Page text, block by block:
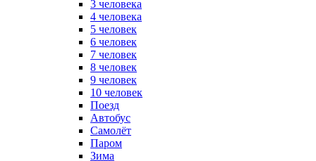
3 человека
4 человека
5 человек
6 человек
7 человек
8 человек
9 человек
10 человек
Поезд
Автобус
Самолёт
Паром
Зима